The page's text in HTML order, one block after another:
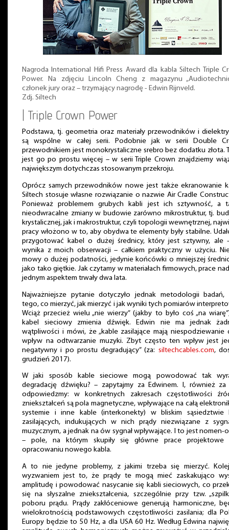
Nagroda International Hifi Press Award dla kabla Siltech Triple
Power. Na zdjęciu Lincoln Cheng z magazynu
członek jury oraz – trzymający nagrodę - Edwin Rijnveld.
Zdj. Siltech
| Triple Crown Power
Podstawa, tj. geometria oraz materiały przewodników i
są wspólne w całej serii. Podobnie jak w serii Double
przewodnikiem jest monokrystaliczne srebro bez dodatku złota.
jest go po prostu więcej – w serii Triple Crown znajdziemy
największym dotychczas stosowanym przekroju.
Oprócz samych przewodników nowe jest także ekranowanie
Siltech stosuje własne rozwiązanie o nazwie Air Cradle
Ponieważ problemem grubych kabli jest ich sztywność, a
nieodwracalne zmiany w budowie zarówno mikrostruktur, tj.
krystalicznej, jak i makrostruktur, czyli topologii wewnętrznej,
pracy włożono w to, aby obydwa te elementy były stabilne.
przygotować kabel o dużej średnicy, który jest sztywny, ale
wynika z moich obserwacji – całkiem praktyczny w użyciu.
mowy o dużej podatności, jedynie końcówki o mniejszej
jako tako giętkie. Jak czytamy w materiałach firmowych, prace
jednym aspektem trwały dwa lata.
Najważniejsze pytanie dotyczyło jednak metodologii badań,
tego, co mierzyć, jak mierzyć i jak wyniki tych pomiarów
Wciąż przecież wielu „nie wierzy” (jakby to było coś „na
kabel sieciowy zmienia dźwięk. Edwin nie ma jednak
wątpliwości i mówi, że „kable zasilające mają niespodziewanie
wpływ na odtwarzanie muzyki. Zbyt często ten wpływ jest
negatywny i po prostu degradujący” (za: siltechcables.com,
grudzień 2017).
W jaki sposób kable sieciowe mogą powodować tak
degradację dźwięku? – zapytajmy za Edwinem. I, również za
odpowiedzmy: w konkretnych zakresach częstotliwości
zniekształceń są pola magnetyczne, wpływające na całą
systemie i inne kable (interkonekty) w bliskim sąsiedztwie
zasilających, indukujących w nich prądy niezwiązane z
muzycznym, a jednak na ów sygnał wpływające. I to jest nomen-
– pole, na którym skupiły się główne prace projektowe
opracowaniu nowego kabla.
A to nie jedyne problemy, z jakimi trzeba się mierzyć.
wyzwaniem jest to, że prądy te mogą mieć zaskakująco
amplitudę i powodować nasycanie się kabli sieciowych, co
się na słyszalne zniekształcenia, szczególnie przy tzw.
poboru prądu. Prądy zakłóceniowe generują harmoniczne,
wielokrotnością podstawowych częstotliwości zasilania; dla
Europy będzie to 50 Hz, a dla USA 60 Hz. Według Edwina